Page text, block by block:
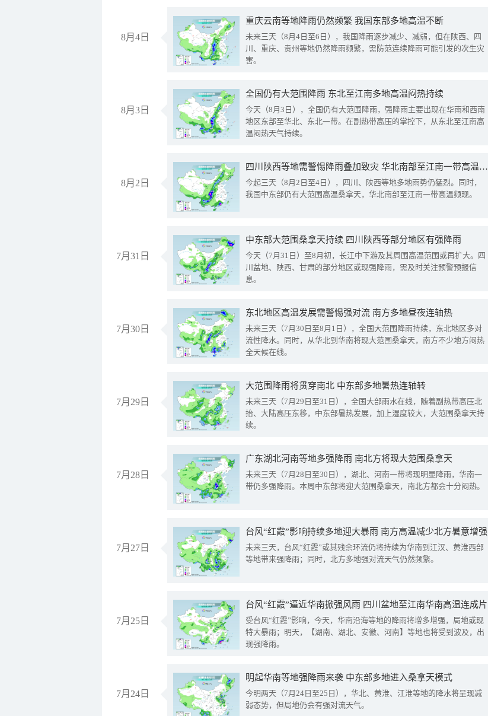
8月4日
重庆云南等地降雨仍然频繁 我国东部多地高温不断
未来三天（8月4日至6日），我国降雨逐步减少、减弱，但在陕西、四
川、重庆、贵州等地仍然降雨频繁，需防范连续降雨可能引发的次生灾
害。
8月3日
全国仍有大范围降雨 东北至江南多地高温闷热持续
今天（8月3日），全国仍有大范围降雨，强降雨主要出现在华南和西南
地区东部至华北、东北一带。在副热带高压的掌控下，从东北至江南高
温闷热天气持续。
8月2日
四川陕西等地需警惕降雨叠加致灾 华北南部至江南一带高温频现
今起三天（8月2日至4日），四川、陕西等地多地雨势仍猛烈。同时，
我国中东部仍有大范围高温桑拿天，华北南部至江南一带高温频现。
7月31日
中东部大范围桑拿天持续 四川陕西等部分地区有强降雨
今天（7月31日）至8月初，长江中下游及其周围高温范围或再扩大。四
川盆地、陕西、甘肃的部分地区或现强降雨，需及时关注预警预报信
息。
7月30日
东北地区高温发展需警惕强对流 南方多地昼夜连轴热
未来三天（7月30日至8月1日），全国大范围降雨持续，东北地区多对
流性降水。同时，从华北到华南将现大范围桑拿天，南方不少地方闷热
全天候在线。
7月29日
大范围降雨将贯穿南北 中东部多地暑热连轴转
未来三天（7月29日至31日），全国大部雨水在线，随着副热带高压北
抬、大陆高压东移，中东部暑热发展，加上湿度较大，大范围桑拿天持
续。
7月28日
广东湖北河南等地多强降雨 南北方将现大范围桑拿天
未来三天（7月28日至30日），湖北、河南一带将现明显降雨，华南一
带仍多强降雨。本周中东部将迎大范围桑拿天，南北方都会十分闷热。
7月27日
台风“红霞”影响持续多地迎大暴雨 南方高温减少北方暑意增强
未来三天，台风“红霞”或其残余环流仍将持续为华南到江汉、黄淮西部
等地带来强降雨；同时，北方多地强对流天气仍然频繁。
7月25日
台风“红霞”逼近华南掀强风雨 四川盆地至江南华南高温连成片
受台风“红霞”影响，今天，华南沿海等地的降雨将增多增强，局地或现
特大暴雨；明天，【湖南、湖北、安徽、河南】等地也将受到波及，出
现强降雨。
7月24日
明起华南等地强降雨来袭 中东部多地进入桑拿天模式
今明两天（7月24日至25日），华北、黄淮、江淮等地的降水将呈现减
弱态势，但局地仍会有强对流天气。